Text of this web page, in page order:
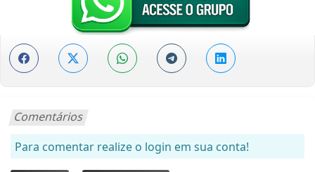
Comentários
Para comentar realize o login em sua conta!